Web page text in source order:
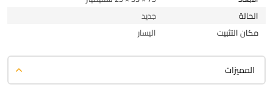
الحالة
جديد
مكان التثبيت
اليسار
المميزات